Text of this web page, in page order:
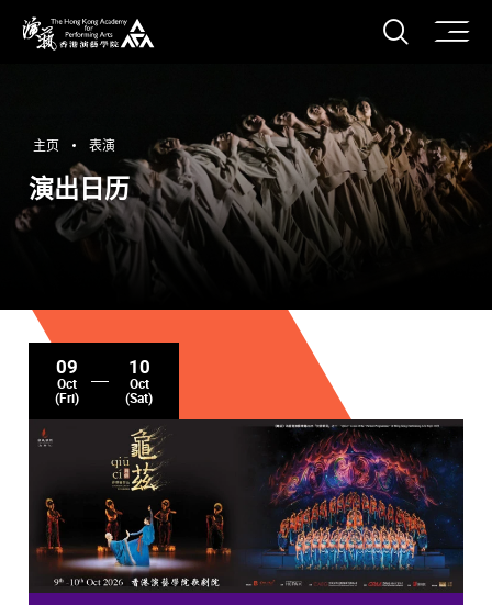
打开
主页 表演
演出日历
09
Oct
(Fri)
10
Oct
(Sat)